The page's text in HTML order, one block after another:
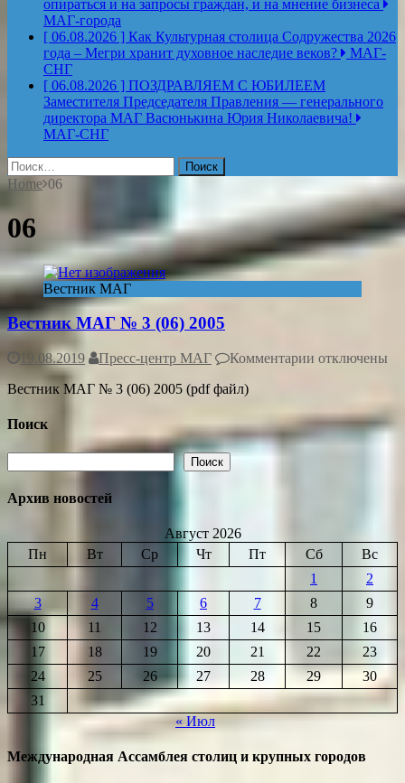
опираться и на запросы граждан, и на мнение бизнеса
МАГ-города
[ 06.08.2026 ] Как Культурная столица Содружества 2026
года – Мегри хранит духовное наследие веков?
МАГ-
СНГ
[ 06.08.2026 ] ПОЗДРАВЛЯЕМ С ЮБИЛЕЕМ
Заместителя Председателя Правления — генерального
директора МАГ Васюнькина Юрия Николаевича!
МАГ-СНГ
Найти:
Home 06
06
Вестник МАГ
Вестник МАГ № 3 (06) 2005
19.08.2019 Пресс-центр МАГ Комментарии к
№
3
отключены
Вестник МАГ № 3 (06) 2005 (pdf файл)
Поиск
Поиск
Архив новостей
Август 2026
Пн
Вт Ср Чт Пт Сб
Вс
1
2
3
4 5 6 7 8
9
10
11 12 13 14 15
16
17
18 19 20 21 22
23
24
25 26 27 28 29
30
31
« Июл
Международная Ассамблея столиц и крупных городов